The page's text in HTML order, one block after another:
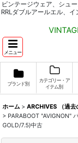
ビンテージウェア、シュ
RRLダブルアールエル、
メニュー
ブランド別
カテゴリー・ア
イテム別
ホーム > ARCHIVES （過去
> PARABOOT "AVIGNON"
GOLD/7.5)中古